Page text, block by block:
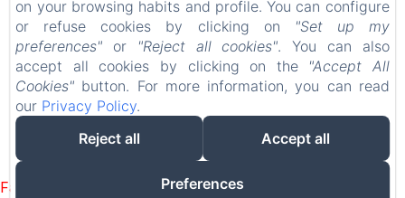
Legal notice
EN FR DE
Powered using Amenitiz
Failed to load BookingEngine/index: Loading chunk 1322
on your browsing habits and profile. You can configure
or refuse cookies by clicking on
"Set up my
preferences" or "Reject all cookies". You can also
accept all cookies by clicking on the "Accept All
Cookies" button. For more information, you can read
our Privacy Policy.
Reject all
Accept all
Preferences